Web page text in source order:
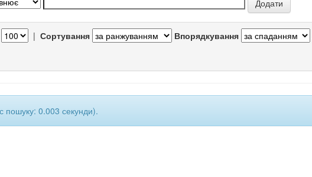
| Сортування Впорядкування
пошуку: 0.003 секунди).